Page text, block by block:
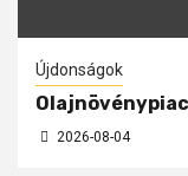
Újdonságok
2026-08-04